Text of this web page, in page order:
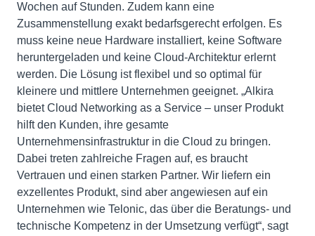
Wochen auf Stunden. Zudem kann eine
Zusammenstellung exakt bedarfsgerecht erfolgen. Es
muss keine neue Hardware installiert, keine Software
heruntergeladen und keine Cloud-Architektur erlernt
werden. Die Lösung ist flexibel und so optimal für
kleinere und mittlere Unternehmen geeignet. „Alkira
bietet Cloud Networking as a Service – unser Produkt
hilft den Kunden, ihre gesamte
Unternehmensinfrastruktur in die Cloud zu bringen.
Dabei treten zahlreiche Fragen auf, es braucht
Vertrauen und einen starken Partner. Wir liefern ein
exzellentes Produkt, sind aber angewiesen auf ein
Unternehmen wie Telonic, das über die Beratungs- und
technische Kompetenz in der Umsetzung verfügt“, sagt